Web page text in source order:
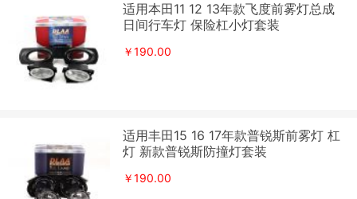
适用本田11 12 13年款飞度前雾灯总成
日间行车灯 保险杠小灯套装
￥190.00
适用丰田15 16 17年款普锐斯前雾灯 杠
灯 新款普锐斯防撞灯套装
￥190.00